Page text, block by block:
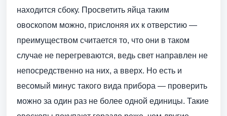
находится сбоку. Просветить яйца таким
овоскопом можно, прислоняя их к отверстию —
преимуществом считается то, что они в таком
случае не перегреваются, ведь свет направлен не
непосредственно на них, а вверх. Но есть и
весомый минус такого вида прибора — проверить
можно за один раз не более одной единицы. Такие